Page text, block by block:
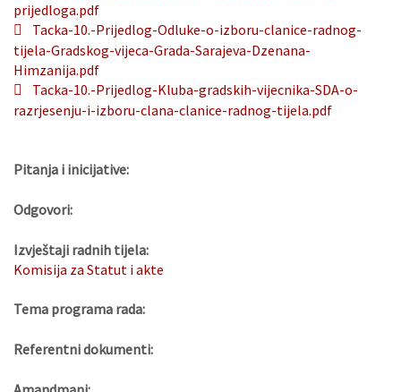
prijedloga.pdf
Tacka-10.-Prijedlog-Odluke-o-izboru-clanice-radnog-
tijela-Gradskog-vijeca-Grada-Sarajeva-Dzenana-
Himzanija.pdf
Tacka-10.-Prijedlog-Kluba-gradskih-vijecnika-SDA-o-
razrjesenju-i-izboru-clana-clanice-radnog-tijela.pdf
Pitanja i inicijative:
Odgovori:
Izvještaji radnih tijela:
Komisija za Statut i akte
Tema programa rada:
Referentni dokumenti: